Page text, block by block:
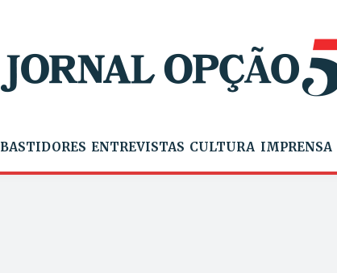
BASTIDORES ENTREVISTAS CULTURA IMPRENSA